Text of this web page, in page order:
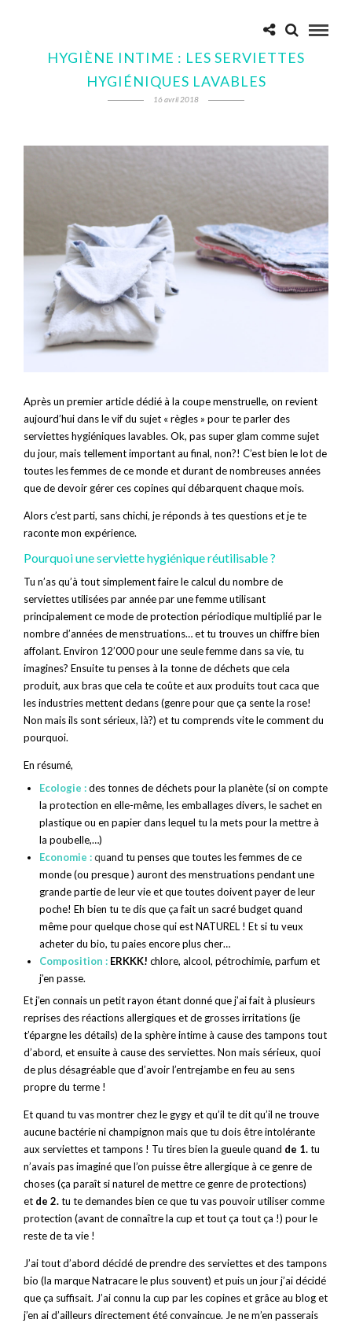
HYGIÈNE INTIME : LES SERVIETTES
HYGIÉNIQUES LAVABLES
16 avril 2018
Après un premier article dédié à la coupe menstruelle, on revient
aujourd’hui dans le vif du sujet « règles » pour te parler des
serviettes hygiéniques lavables. Ok, pas super glam comme sujet
du jour, mais tellement important au final, non?! C’est bien le lot de
toutes les femmes de ce monde et durant de nombreuses années
que de devoir gérer ces copines qui débarquent chaque mois.
Alors c’est parti, sans chichi, je réponds à tes questions et je te
raconte mon expérience.
Pourquoi une serviette hygiénique réutilisable ?
Tu n’as qu’à tout simplement faire le calcul du nombre de
serviettes utilisées par année par une femme utilisant
principalement ce mode de protection périodique multiplié par le
nombre d’années de menstruations… et tu trouves un chiffre bien
affolant. Environ 12’000 pour une seule femme dans sa vie, tu
imagines? Ensuite tu penses à la tonne de déchets que cela
produit, aux bras que cela te coûte et aux produits tout caca que
les industries mettent dedans (genre pour que ça sente la rose!
Non mais ils sont sérieux, là?) et tu comprends vite le comment du
pourquoi.
En résumé,
Ecologie :des tonnes de déchets pour la planète (si on compte
la protection en elle-même, les emballages divers, le sachet en
plastique ou en papier dans lequel tu la mets pour la mettre à
la poubelle,…)
Economie :quand tu penses que toutes les femmes de ce
monde (ou presque ) auront des menstruations pendant une
grande partie de leur vie et que toutes doivent payer de leur
poche! Eh bien tu te dis que ça fait un sacré budget quand
même pour quelque chose qui est NATUREL ! Et si tu veux
acheter du bio, tu paies encore plus cher…
Composition : ERKKK! chlore, alcool, pétrochimie, parfum et
j’en passe.
Et j’en connais un petit rayon étant donné que j’ai fait à plusieurs
reprises des réactions allergiques et de grosses irritations (je
t’épargne les détails) de la sphère intime à cause des tampons tout
d’abord, et ensuite à cause des serviettes. Non mais sérieux, quoi
de plus désagréable que d’avoir l’entrejambe en feu au sens
propre du terme !
Et quand tu vas montrer chez le gygy et qu’il te dit qu’il ne trouve
aucune bactérie ni champignon mais que tu dois être intolérante
aux serviettes et tampons ! Tu tires bien la gueule quand de 1.tu
n’avais pas imaginé que l’on puisse être allergique à ce genre de
choses (ça paraît si naturel de mettre ce genre de protections)
et de 2.tu te demandes bien ce que tu vas pouvoir utiliser comme
protection (avant de connaître la cup et tout ça tout ça !) pour le
reste de ta vie !
J’ai tout d’abord décidé de prendre des serviettes et des tampons
bio (la marque Natracare le plus souvent) et puis un jour j’ai décidé
que ça suffisait. J’ai connu la cup par les copines et grâce au blog et
j’en ai d’ailleurs directement été convaincue. Je ne m’en passerais